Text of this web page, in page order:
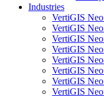
Industries
VertiGIS
VertiGIS
VertiGIS
VertiGIS
VertiGIS
VertiGIS
VertiGIS
VertiGIS